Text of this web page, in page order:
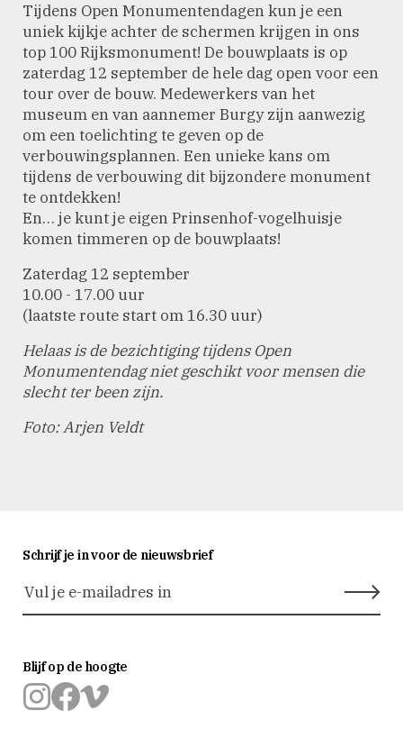
Tijdens Open Monumentendagen kun je een
uniek kijkje achter de schermen krijgen in ons
top 100 Rijksmonument! De bouwplaats is op
zaterdag 12 september de hele dag open voor een
tour over de bouw. Medewerkers van het
museum en van aannemer Burgy zijn aanwezig
om een toelichting te geven op de
verbouwingsplannen. Een unieke kans om
tijdens de verbouwing dit bijzondere monument
te ontdekken!
En… je kunt je eigen Prinsenhof-vogelhuisje
komen timmeren op de bouwplaats!
Zaterdag 12 september
10.00 - 17.00 uur
(laatste route start om 16.30 uur)
Helaas is de bezichtiging tijdens Open
Monumentendag niet geschikt voor mensen die
slecht ter been zijn.
Foto: Arjen Veldt
Schrijf je in voor de nieuwsbrief
Blijf op de hoogte